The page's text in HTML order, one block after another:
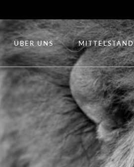
ÜBER UNS MITTELSTAND